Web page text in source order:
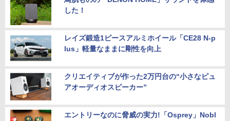
した！
レイズ鍛造1ピースアルミホイール「CE28 N-p
lus」軽量なままに剛性を向上
クリエイティブが作った2万円台の“小さなピュ
アオーディオスピーカー”
エントリーなのに脅威の実力!「Osprey」Nobl